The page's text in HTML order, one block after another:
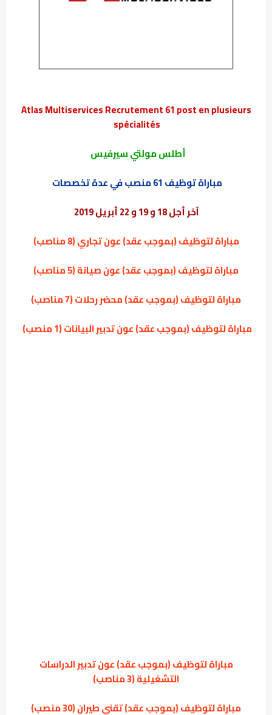
Atlas Multiservices Recrutement 61 post en plusieurs
spécialités
أطلس مولتي سيرفيس
مباراة توظيف 61 منصب في عدة تخصصات
آخر أجل 18 و 19 و 22 أبريل 2019
مباراة لتوظيف (بموجب عقد) عون تجاري (8 مناصب)
مباراة لتوظيف (بموجب عقد) عون صيانة (5 مناصب)
مباراة لتوظيف (بموجب عقد) محضر رحلات (7 مناصب)
مباراة لتوظيف (بموجب عقد) عون تدبير البيانات (1 منصب)
مباراة لتوظيف (بموجب عقد) عون تدبير الدراسات
التشغيلية (3 مناصب)
مباراة لتوظيف (بموجب عقد) تقني طيران (30 منصب)